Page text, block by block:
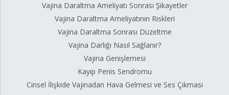
Vajina Daraltma Ameliyatı Sonrası Şikayetler
Vajina Daraltma Ameliyatının Riskleri
Vajina Daraltma Sonrası Düzeltme
Vajina Darlığı Nasıl Sağlanır?
Vajina Genişlemesi
Kayıp Penis Sendromu
Cinsel İlişkide Vajinadan Hava Gelmesi ve Ses Çıkması